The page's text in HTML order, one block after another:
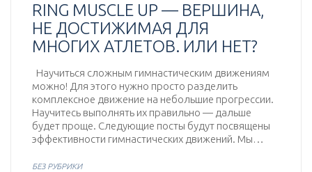
RING MUSCLE UP — ВЕРШИНА,
НЕ ДОСТИЖИМАЯ ДЛЯ
МНОГИХ АТЛЕТОВ. ИЛИ НЕТ?
Научиться сложным гимнастическим движениям
можно! Для этого нужно просто разделить
комплексное движение на небольшие прогрессии.
Научитесь выполнять их правильно — дальше
будет проще. Следующие посты будут посвящены
эффективности гимнастических движений. Мы…
БЕЗ РУБРИКИ